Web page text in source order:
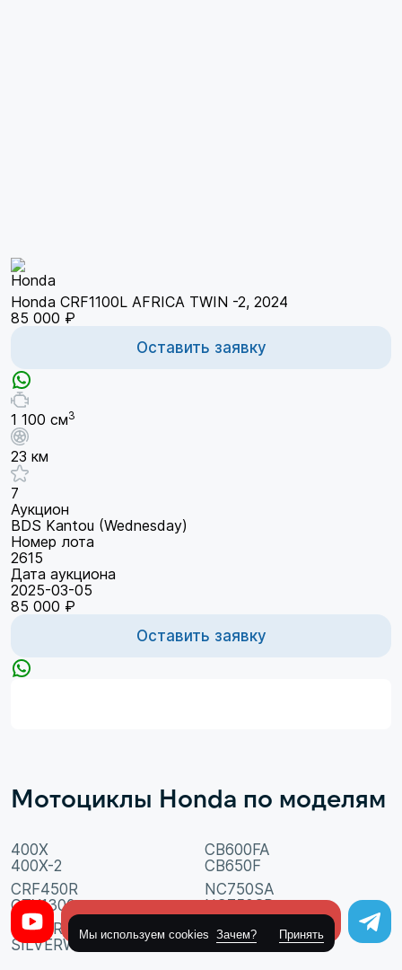
Honda CRF1100L AFRICA TWIN -2, 2024
85 000 ₽
Оставить заявку
1 100 см3
23 км
7
Аукцион
BDS Kantou (Wednesday)
Номер лота
2615
Дата аукциона
2025-03-05
85 000 ₽
Оставить заявку
Мотоциклы Honda по моделям
400X
400X-2
CB600FA
CB650F
CRF450R
CTX1300
NC750SA
NC750SD
SILVERWING600GT
SILVERWING600GT ABS
Мы используем cookies Зачем? Принять